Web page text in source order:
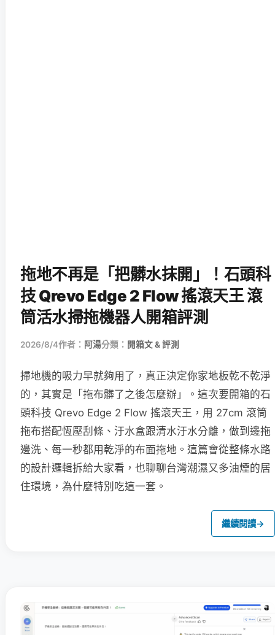
拖地不再是「把髒水抹開」！石頭科
技 Qrevo Edge 2 Flow 搖滾天王 滾
筒活水掃拖機器人開箱評測
2026/8/4作者： 阿湯分類： 開箱文 & 評測
掃地機的吸力早就夠用了，真正決定你家地板乾不乾淨
的，其實是「拖布髒了之後怎麼辦」。這次要開箱的石
頭科技 Qrevo Edge 2 Flow 搖滾天王，用 27cm 滾筒
拖布搭配恆壓刮條、汙水盒跟清水汙水分離，做到邊拖
邊洗、每一秒都用乾淨的布面拖地。這篇會從整條水路
的設計邏輯拆給大家看，也聊聊台灣潮濕又多油煙的居
住環境，為什麼特別吃這一套。
繼續閱讀→